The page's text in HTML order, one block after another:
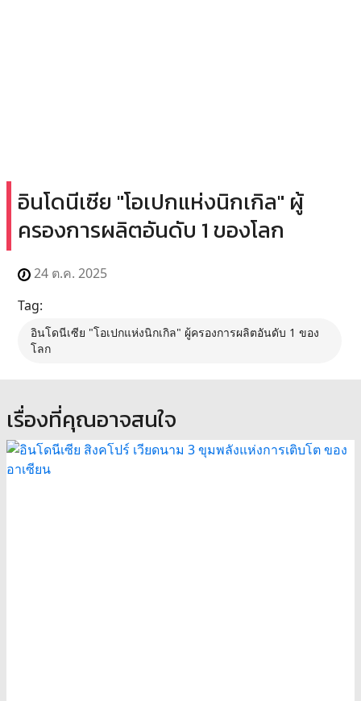
อินโดนีเซีย "โอเปกแห่งนิกเกิล" ผู้
ครองการผลิตอันดับ 1 ของโลก
24 ต.ค. 2025
Tag:
อินโดนีเซีย "โอเปกแห่งนิกเกิล" ผู้ครองการผลิตอันดับ 1 ของ
โลก
เรื่องที่คุณอาจสนใจ